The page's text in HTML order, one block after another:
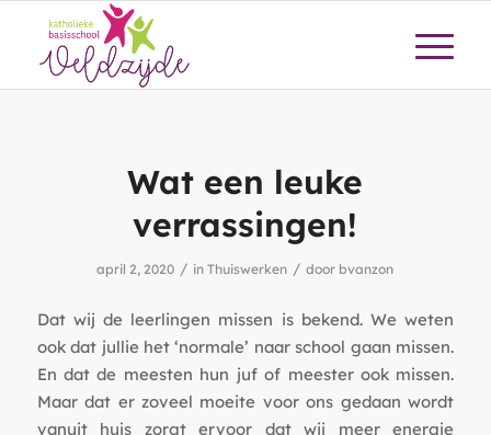
Wat een leuke
verrassingen!
april 2, 2020 / inThuiswerken / door bvanzon
Dat wij de leerlingen missen is bekend. We weten
ook dat jullie het ‘normale’ naar school gaan missen.
En dat de meesten hun juf of meester ook missen.
Maar dat er zoveel moeite voor ons gedaan wordt
vanuit huis zorgt ervoor dat wij meer energie